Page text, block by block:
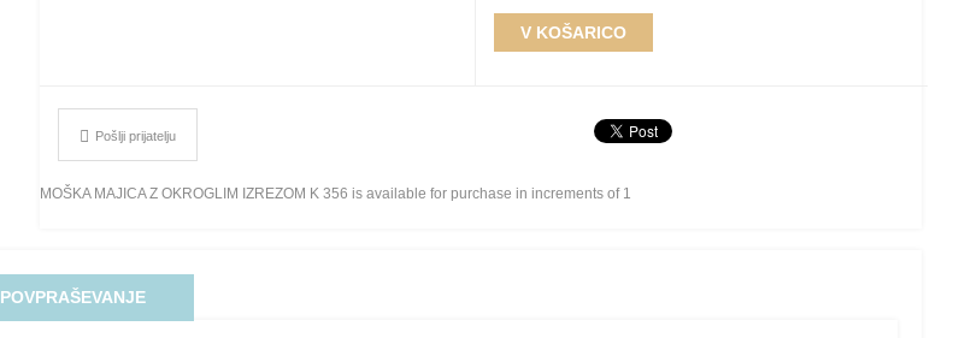
V KOŠARICO
Pošlji prijatelju
MOŠKA MAJICA Z OKROGLIM IZREZOM K 356 is available for purchase in increments of 1
POVPRAŠEVANJE